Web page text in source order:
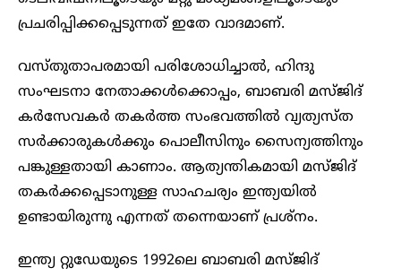
പ്രചരിപ്പിക്കപ്പെടുന്നത് ഇതേ വാദമാണ്.
വസ്തുതാപരമായി പരിശോധിച്ചാൽ, ഹിന്ദു
സംഘടനാ നേതാക്കൾക്കൊപ്പം, ബാബരി മസ്ജിദ്
കർസേവകർ തകർത്ത സംഭവത്തിൽ വ്യത്യസ്ത
സർക്കാരുകൾക്കും പൊലീസിനും സൈന്യത്തിനും
പങ്കുള്ളതായി കാണാം. ആത്യന്തികമായി മസ്ജിദ്
തകർക്കപ്പെടാനുള്ള സാഹചര്യം ഇന്ത്യയിൽ
ഉണ്ടായിരുന്നു എന്നത് തന്നെയാണ് പ്രശ്നം.
ഇന്ത്യ റ്റുഡേയുടെ 1992ലെ ബാബരി മസ്ജിദ്